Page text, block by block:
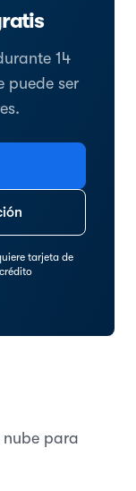
14
puede ser
tarjeta de
crédito
para